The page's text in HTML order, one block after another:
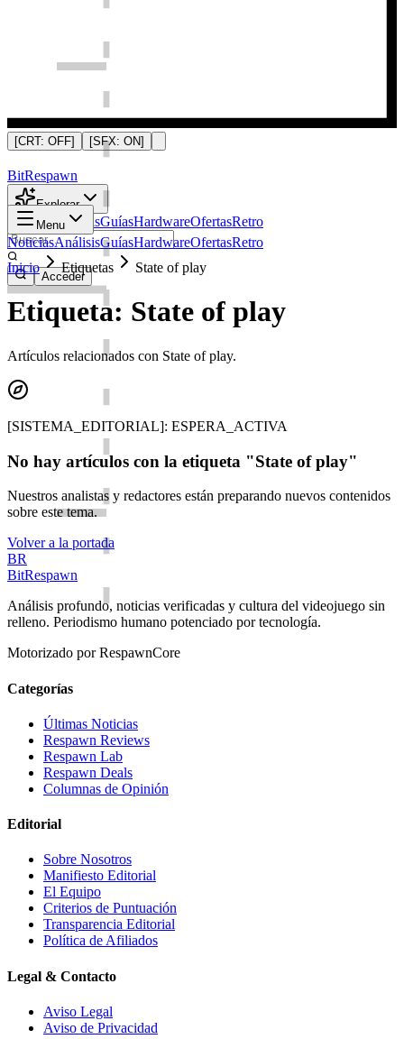
[CRT: OFF] [SFX: ON]
BitRespawn
Explorar
NoticiasAnálisisGuíasHardwareOfertasRetro
Acceder
Menu
NoticiasAnálisisGuíasHardwareOfertasRetro
Inicio
Etiquetas State of play
Etiqueta: State of play
Artículos relacionados con State of play.
[SISTEMA_EDITORIAL]: ESPERA_ACTIVA
No hay artículos con la etiqueta "State of play"
Nuestros analistas y redactores están preparando nuevos contenidos
sobre este tema.
Volver a la portada
BR
BitRespawn
Análisis profundo, noticias verificadas y cultura del videojuego sin
relleno. Periodismo humano potenciado por tecnología.
Motorizado por RespawnCore
Categorías
Últimas Noticias
Respawn Reviews
Respawn Lab
Respawn Deals
Columnas de Opinión
Editorial
Sobre Nosotros
Manifiesto Editorial
El Equipo
Criterios de Puntuación
Transparencia Editorial
Política de Afiliados
Legal & Contacto
Aviso Legal
Aviso de Privacidad